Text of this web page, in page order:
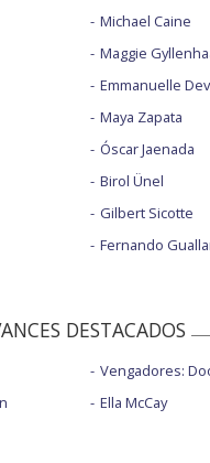
Michael Caine
Maggie
Emmanuelle
Maya Zapata
Óscar Jaenada
Birol Ünel
Gilbert Sicotte
Fernando
DESTACADOS
Vengadores:
Ella McCay